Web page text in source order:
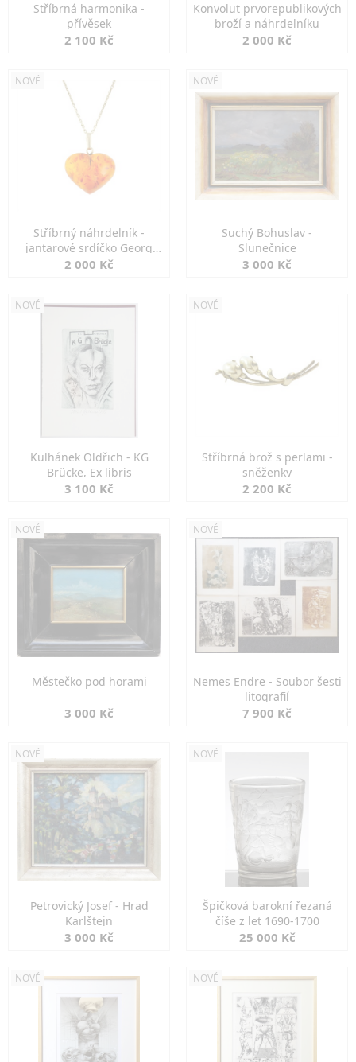
Stříbrná harmonika -
přívěsek
2 100 Kč
Konvolut prvorepublikových
broží a náhrdelníku
2 000 Kč
NOVÉ
Stříbrný náhrdelník -
jantarové srdíčko Georg
Kramer
2 000 Kč
NOVÉ
Suchý Bohuslav -
Slunečnice
3 000 Kč
NOVÉ
Kulhánek Oldřich - KG
Brücke, Ex libris
3 100 Kč
NOVÉ
Stříbrná brož s perlami -
sněženky
2 200 Kč
NOVÉ
Městečko pod horami
3 000 Kč
NOVÉ
Nemes Endre - Soubor šesti
litografií
7 900 Kč
NOVÉ
Petrovický Josef - Hrad
Karlštejn
3 000 Kč
NOVÉ
Špičková barokní řezaná
číše z let 1690-1700
25 000 Kč
NOVÉ NOVÉ